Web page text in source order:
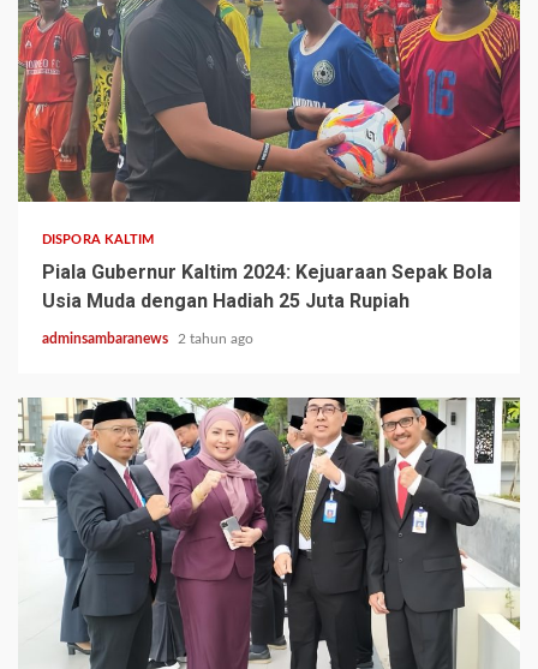
1 min read
DISPORA KALTIM
Piala Gubernur Kaltim 2024: Kejuaraan Sepak Bola
Usia Muda dengan Hadiah 25 Juta Rupiah
adminsambaranews 2 tahun ago
1 min read